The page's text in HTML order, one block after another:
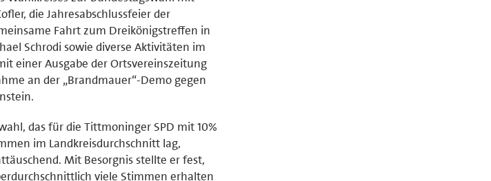
die Jahresabschlussfeier der
Fahrt zum Dreikönigstreffen in
Schrodi sowie diverse Aktivitäten im
einer Ausgabe der Ortsvereinszeitung
an der „Brandmauer“-Demo gegen
das für die Tittmoninger SPD mit 10%
im Landkreisdurchschnitt lag,
Mit Besorgnis stellte er fest,
viele Stimmen erhalten